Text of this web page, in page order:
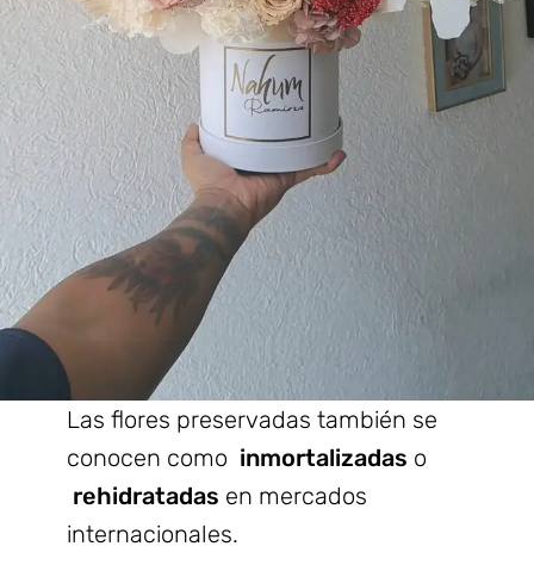
Las flores preservadas también se
conocen como inmortalizadas o
rehidratadas en mercados
internacionales.